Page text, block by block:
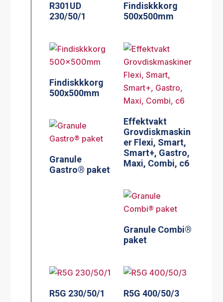
R301UD
230/50/1
Findiskkkorg
500x500mm
Findiskkkorg
500x500mm
Effektvakt
Grovdiskmaskin
er Flexi, Smart,
Smart+, Gastro,
Maxi, Combi, c6
Granule
Gastro® paket
Granule Combi®
paket
R5G 230/50/1 R5G 400/50/3